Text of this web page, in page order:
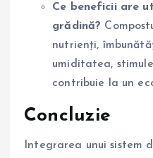
Ce beneficii are
grădină?
nutrienți,
umiditatea,
contribuie la un
Concluzie
Integrarea unui sistem